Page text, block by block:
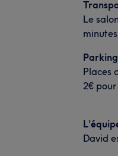
Le
Parking
Places
2€
David